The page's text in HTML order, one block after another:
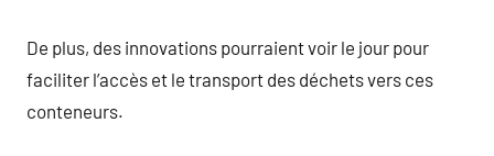
De plus, des innovations pourraient voir le jour pour
faciliter l’accès et le transport des déchets vers ces
conteneurs.